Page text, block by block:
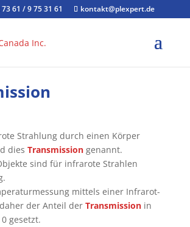
61 / 9 75 31 61 kontakt@plexpert.de
Strahlung durch einen Körper
dies Transmissiongenannt.
sind für infrarote Strahlen
mittels einer Infrarot-
der Anteil der Transmissionin
gesetzt.